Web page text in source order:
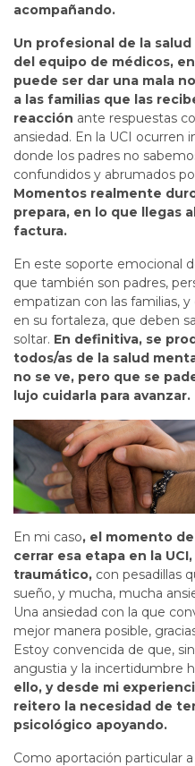
acompañando.
Un profesional de la
del equipo de médicos,
puede ser dar una mala
a las familias que las
reacción ante respuestas
ansiedad. En la UCI
donde los padres no
confundidos y abrumados
Momentos realmente
prepara, en lo que llegas
factura.
En este soporte emocional
que también son padres,
empatizan con las familias,
en su fortaleza, que deben
soltar. En definitiva, se
todos/as de la salud
no se ve, pero que se
lujo cuidarla para avanzar.
En mi caso, el momento
cerrar esa etapa en la
traumático, con pesadillas
sueño, y mucha, mucha
Una ansiedad con la que
mejor manera posible,
Estoy convencida de que,
angustia y la incertidumbre
ello, y desde mi
reitero la necesidad de
psicológico apoyando.
Como aportación particular